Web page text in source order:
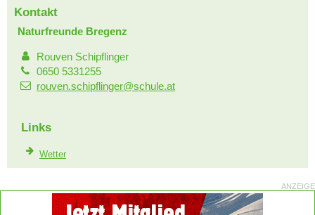
Kontakt
Naturfreunde Bregenz
Rouven Schipflinger
0650 5331255
rouven.schipflinger@schule.at
Links
Wetter
ANZEIGE